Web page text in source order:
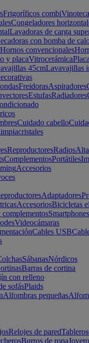
Frigoríficos combi
Congeladores
Lavadoras de carga
con bomba de
Hornos convencionales
y placaVitrocerámica
45cmLavavajillas
FreidorasAspiradores
EstufasRadiadores
Cuidado cabello
ReproductoresRadios
ComplementosPortátiles
Accesorios
Adaptadores
AccesoriosBicicletas
complementosSmartphones
Videocámaras
Cables USB
SábanasNórdicos
Barras de cortina
con relleno
sofásPlaids
Alfombras pequeñas
Relojes de paredTableros
Burros de ropa